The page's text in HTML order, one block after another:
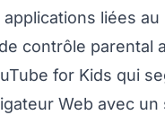
liées
contrôle parental
for Kids qui
Web avec